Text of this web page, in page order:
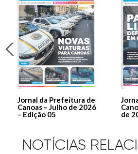
Jornal da Prefeitura de
Canoas – Julho de 2026
– Edição 05
de
NOTÍCIAS